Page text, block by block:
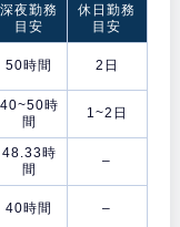
深夜勤務
目安
休日勤務
目安
50時間 2日
40~50時
間
1~2日
48.33時
間
–
40時間 –